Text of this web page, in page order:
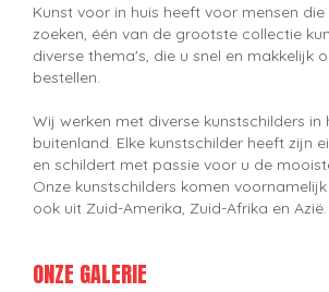
Kunst voor in huis heeft voor mensen
zoeken, één van de grootste collectie
diverse thema's, die u snel en makkelijk
bestellen.
Wij werken met diverse kunstschilders in
buitenland. Elke kunstschilder heeft zijn
en schildert met passie voor u de
Onze kunstschilders komen
ook uit Zuid-Amerika, Zuid-Afrika en Azië.
ONZE GALERIE